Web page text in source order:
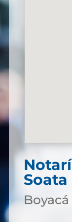
Soata
Boyacá